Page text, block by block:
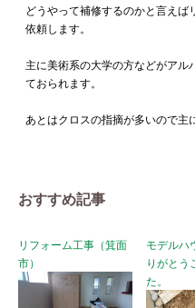
どうやって補修するのかと言え
依頼します。
主に美術系の大学の方などがア
ておられます。
あとはクロスの指摘が多いので主
おすすめ記事
リフォーム工事（箕面
市）
モデルハ
りがとう
た。